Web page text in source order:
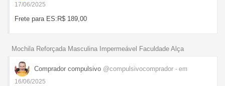
17/06/2025
Frete para ES:R$ 189,00
Mochila Reforçada Masculina Impermeável Faculdade Alça
Comprador compulsivo @compulsivocomprador - em
16/06/2025